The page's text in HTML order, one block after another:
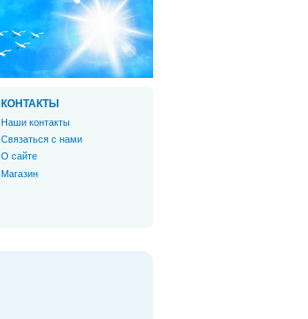
КОНТАКТЫ
Наши контакты
Связаться с нами
О сайте
Магазин